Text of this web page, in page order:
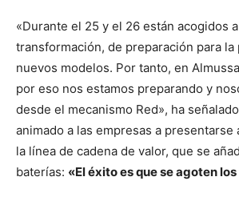
«Durante el 25 y el 26 están acogidos
transformación, de preparación para la
nuevos modelos. Por tanto, en
por eso nos estamos preparando y
desde el mecanismo Red», ha
animado a las empresas a presentarse
la línea de cadena de valor, que se
baterías: «El éxito es que se agoten